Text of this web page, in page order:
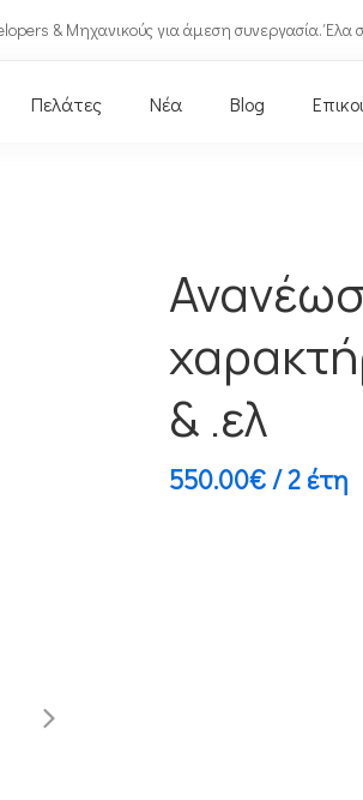
& Μηχανικούς για άμεση συνεργασία. Έλα
Πελάτες Νέα Blog
& .ελ
550.00€/ 2 έτη